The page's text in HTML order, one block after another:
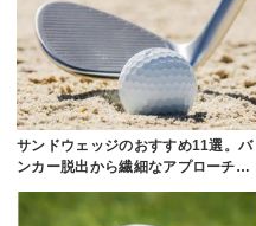
サンドウェッジのおすすめ11選。バ
ンカー脱出から繊細なアプローチ…